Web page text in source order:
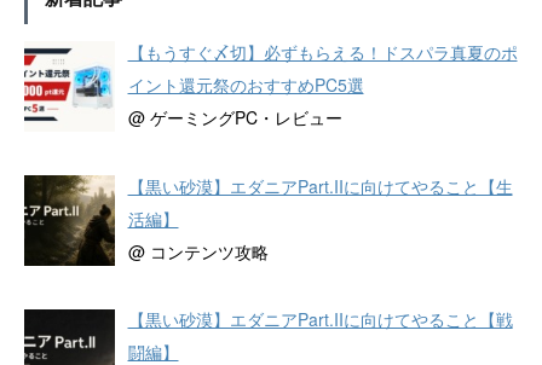
【もうすぐ〆切】必ずもらえる！ドスパラ真夏のポ
イント還元祭のおすすめPC5選
@ ゲーミングPC・レビュー
【黒い砂漠】エダニアPart.IIに向けてやること【生
活編】
@ コンテンツ攻略
【黒い砂漠】エダニアPart.IIに向けてやること【戦
闘編】